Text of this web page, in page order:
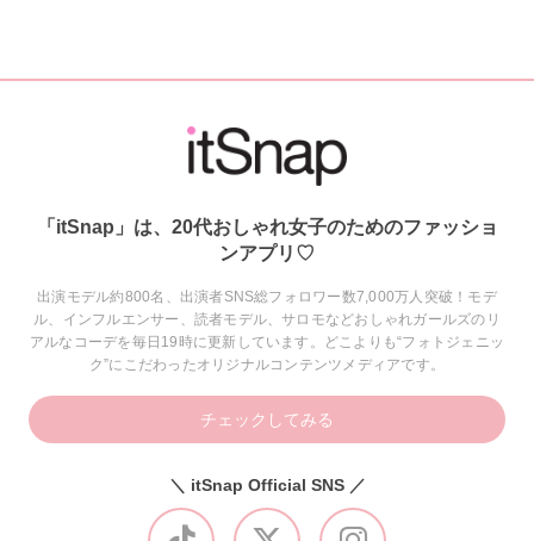
「itSnap」は、20代おしゃれ女子のためのファッショ
ンアプリ♡
出演モデル約800名、出演者SNS総フォロワー数7,000万人突破！モデ
ル、インフルエンサー、読者モデル、サロモなどおしゃれガールズのリ
アルなコーデを毎日19時に更新しています。どこよりも“フォトジェニッ
ク”にこだわったオリジナルコンテンツメディアです。
チェックしてみる
＼ itSnap Official SNS ／